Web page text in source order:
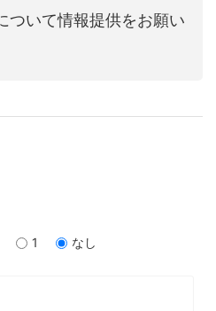
ついて情報提供をお願い
1 なし